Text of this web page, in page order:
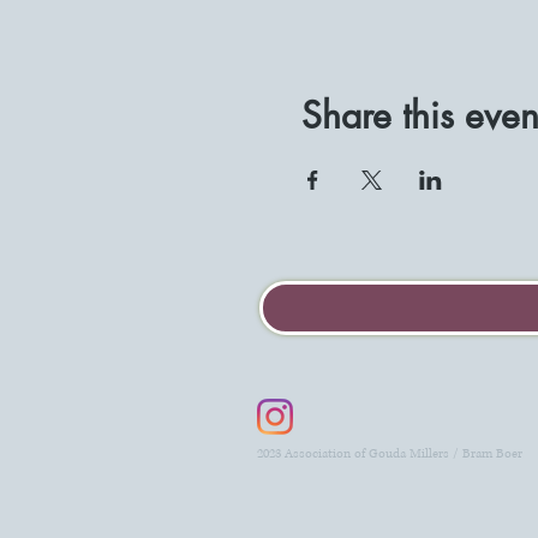
Share this
2023 Association of Gouda Millers / Bram Boer